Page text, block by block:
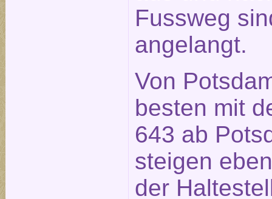
Fussweg
angelangt.
Von
besten mit
643 ab
steigen
der